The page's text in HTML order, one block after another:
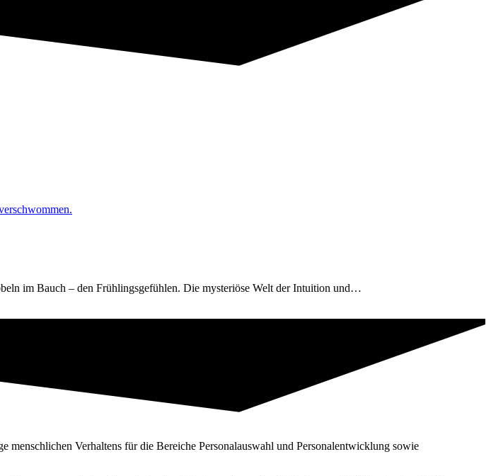
im Bauch – den Frühlingsgefühlen. Die mysteriöse Welt der Intuition und…
Verhaltens für die Bereiche Personal­auswahl und Personal­entwicklung sowie